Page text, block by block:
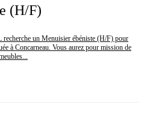
(H/F)
un Menuisier ébéniste (H/F) pour
à Concarneau. Vous aurez pour mission de